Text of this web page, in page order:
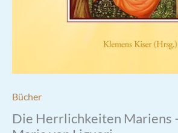
Bücher
Die Herrlichkeiten Mariens